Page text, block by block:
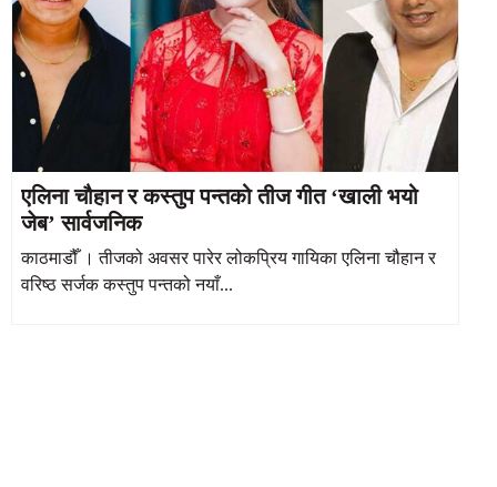
एलिना चौहान र कस्तुप पन्तको तीज गीत ‘खाली भयो
जेब’ सार्वजनिक
काठमाडौँ । तीजको अवसर पारेर लोकप्रिय गायिका एलिना चौहान र
वरिष्ठ सर्जक कस्तुप पन्तको नयाँ...